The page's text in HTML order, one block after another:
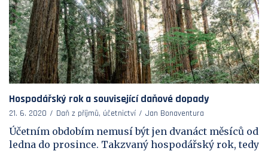
Hospodářský rok a související daňové dopady
21. 6. 2020 Daň z příjmů, účetnictví Jan Bonaventura
Účetním obdobím nemusí být jen dvanáct měsíců od
ledna do prosince. Takzvaný hospodářský rok, tedy